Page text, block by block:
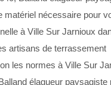
matériel nécessaire pour
à Ville Sur Jarnioux
artisans de terrassement
les normes à Ville Sur
élagueur paysagiste